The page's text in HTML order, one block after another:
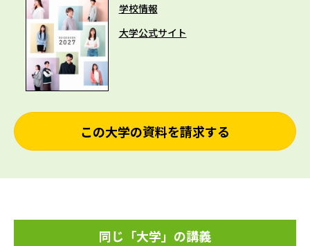
学校情報
大学公式サイト
この大学の資料を請求する
同じ「大学」の講義